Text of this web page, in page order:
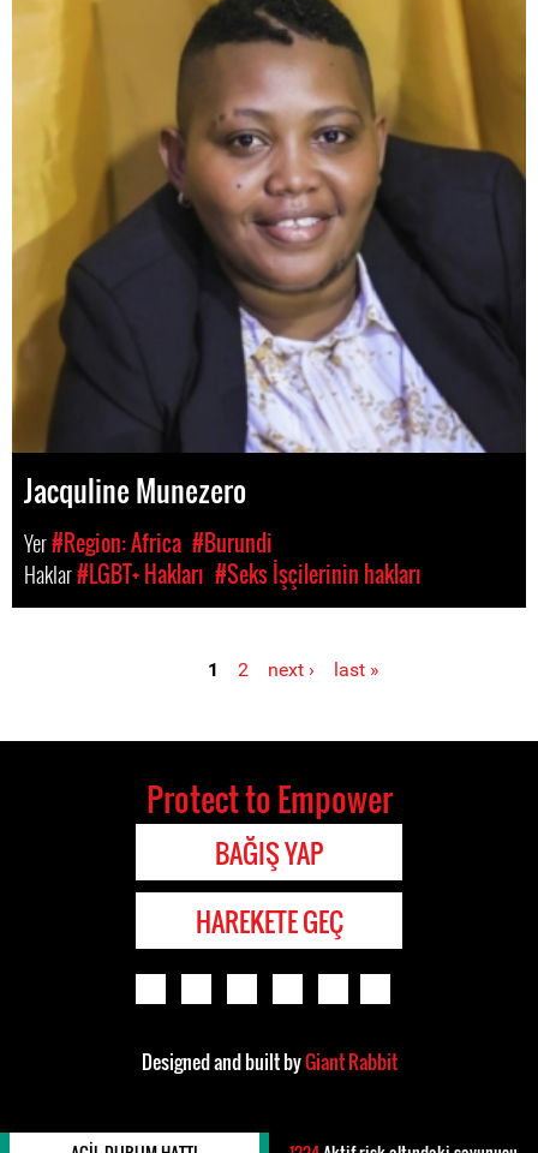
Jacquline Munezero
Yer#Region: Africa #Burundi
Haklar#LGBT+ Hakları #Seks İşçilerinin hakları
1 2 next › last »
Protect to Empower
BAĞIŞ YAP
HAREKETE GEÇ
Designed and built byGiant Rabbit